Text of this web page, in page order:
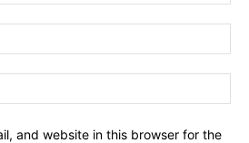
and website in this browser for the